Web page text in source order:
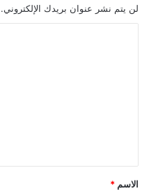
لن يتم نشر عنوان بريدك الإلكتروني.
*
الاسم *